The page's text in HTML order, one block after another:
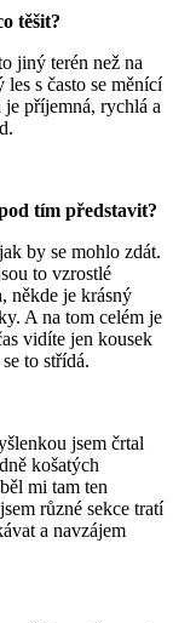
těšit?
jiný terén než na
s často se měnící
příjemná, rychlá a
tím představit?
by se mohlo zdát.
to vzrostlé
někde je krásný
A na tom celém je
vidíte jen kousek
to střídá.
jsem črtal
košatých
mi tam ten
různé sekce tratí
a navzájem